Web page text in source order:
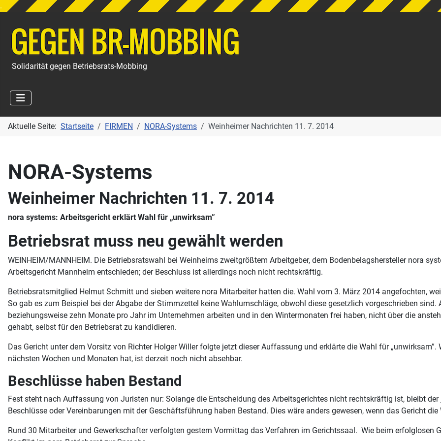
.
Solidarität gegen Betriebsrats-Mobbing
Aktuelle Seite: Startseite FIRMEN NORA-Systems Weinheimer Nachrichten 11. 7. 2014
NORA-Systems
Weinheimer Nachrichten 11. 7. 2014
nora systems: Arbeitsgericht erklärt Wahl für „unwirksam”
Betriebsrat muss neu gewählt werden
WEINHEIM/MANNHEIM. Die Betriebsratswahl bei Weinheims zweitgrößtem Arbeitgeber, dem Bodenbelagshersteller nora
Arbeitsgericht Mannheim entschieden; der Beschluss ist allerdings noch nicht rechtskräftig.
Betriebsratsmitglied Helmut Schmitt und sieben weitere nora Mitarbeiter hatten die. Wahl vom 3. März 2014 angefochten,
So gab es zum Beispiel bei der Abgabe der Stimmzettel keine Wahlumschläge, obwohl diese gesetzlich vorgeschrieben
beziehungsweise zehn Monate pro Jahr im Unternehmen arbeiten und in den Wintermonaten frei haben, nicht über die
gehabt, selbst für den Betriebsrat zu kandidieren.
Das Gericht unter dem Vorsitz von Richter Holger Willer folgte jetzt dieser Auffassung und erklärte die Wahl für
nächsten Wochen und Monaten hat, ist derzeit noch nicht absehbar.
Beschlüsse haben Bestand
Fest steht nach Auffassung von Juristen nur: Solange die Entscheidung des Arbeitsgerichtes nicht rechtskräftig ist, bleibt
Beschlüsse oder Vereinbarungen mit der Geschäftsführung haben Bestand. Dies wäre anders gewesen, wenn das Gericht
Rund 30 Mitarbeiter und Gewerkschafter verfolgten gestern Vormittag das Verfahren im Gerichtssaal. Wie beim erfolglosen